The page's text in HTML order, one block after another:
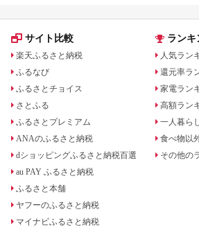
サイト比較
楽天ふるさと納税
ふるなび
ふるさとチョイス
さとふる
ふるさとプレミアム
ANAのふるさと納税
dショッピングふるさと納税百選
au PAY ふるさと納税
ふるさと本舗
ヤフーのふるさと納税
マイナビふるさと納税
ランキ
人気ラン
還元率ラ
家電ラン
高額ラン
一人暮ら
食べ物以
その他の